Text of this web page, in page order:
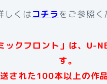
しくはコチラをご参照く
ックフロント」は、U-
す。
された100本以上の作